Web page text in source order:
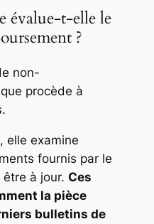
évalue-t-elle le
?
non-
procède à
elle examine
fournis par le
à jour. Ces
la pièce
bulletins de